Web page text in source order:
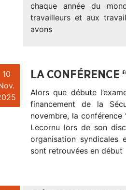
chaque année du
travailleurs et aux
avons
10
LA CONFÉRENCE
Alors que débute
financement de la
novembre, la conférence
Lecornu lors de son
organisation syndicales
sont retrouvées en début